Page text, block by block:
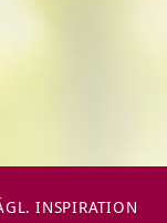
INSPIRATION